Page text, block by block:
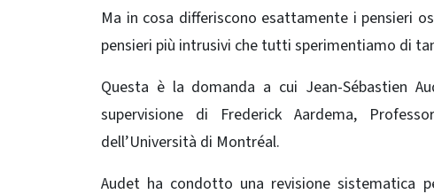
Ma in cosa differiscono esattamente i pensieri
pensieri più intrusivi che tutti sperimentiamo di
Questa è la domanda a cui Jean-Sébastien
supervisione di Frederick Aardema,
dell’Università di Montréal.
Audet ha condotto una revisione sistematica